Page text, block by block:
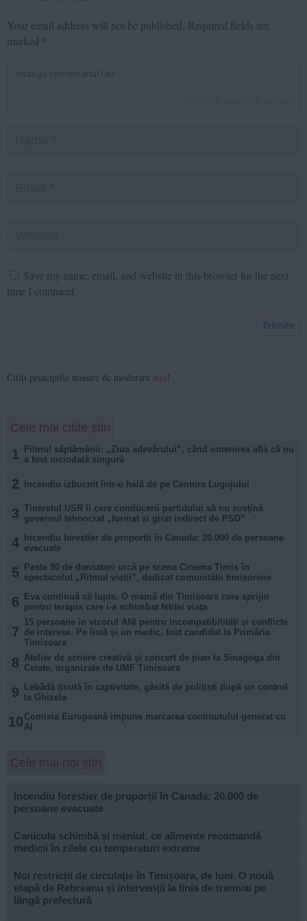
Your email address will not be published. Required fields are
marked *
Save my name, email, and website in this browser for the next
time I comment.
Citiți principiile noastre de moderare aici!
Cele mai citite știri
1
Filmul săptămânii: „Ziua adevărului”, când omenirea află că nu
a fost niciodată singură
2 Incendiu izbucnit într-o hală de pe Centura Lugojului
3 Tineretul USR îi cere conducerii partidului să nu susțină
guvernul tehnocrat „format și girat indirect de PSD”
4
Incendiu forestier de proporții în Canada: 20.000 de persoane
evacuate
5
Peste 90 de dansatori urcă pe scena Cinema Timiș în
spectacolul „Ritmul vieții”, dedicat comunității timișorene
6
Eva continuă să lupte. O mamă din Timișoara cere sprijin
pentru terapia care i-a schimbat fetiței viața
7
15 persoane în vizorul ANI pentru incompatibilități și conflicte
de interese. Pe listă și un medic, fost candidat la Primăria
Timișoara
8 Atelier de scriere creativă și concert de pian la Sinagoga din
Cetate, organizate de UMF Timișoara
9
Lebădă ținută în captivitate, găsită de polițiști după un control
la Ghizela
10 Comisia Europeană impune marcarea conținutului generat cu
AI
Cele mai noi știri
Incendiu forestier de proporții în Canada: 20.000 de
persoane evacuate
Canicula schimbă și meniul: ce alimente recomandă
medicii în zilele cu temperaturi extreme
Noi restricții de circulație în Timișoara, de luni. O nouă
etapă de Rebreanu și intervenții la linia de tramvai pe
lângă prefectură